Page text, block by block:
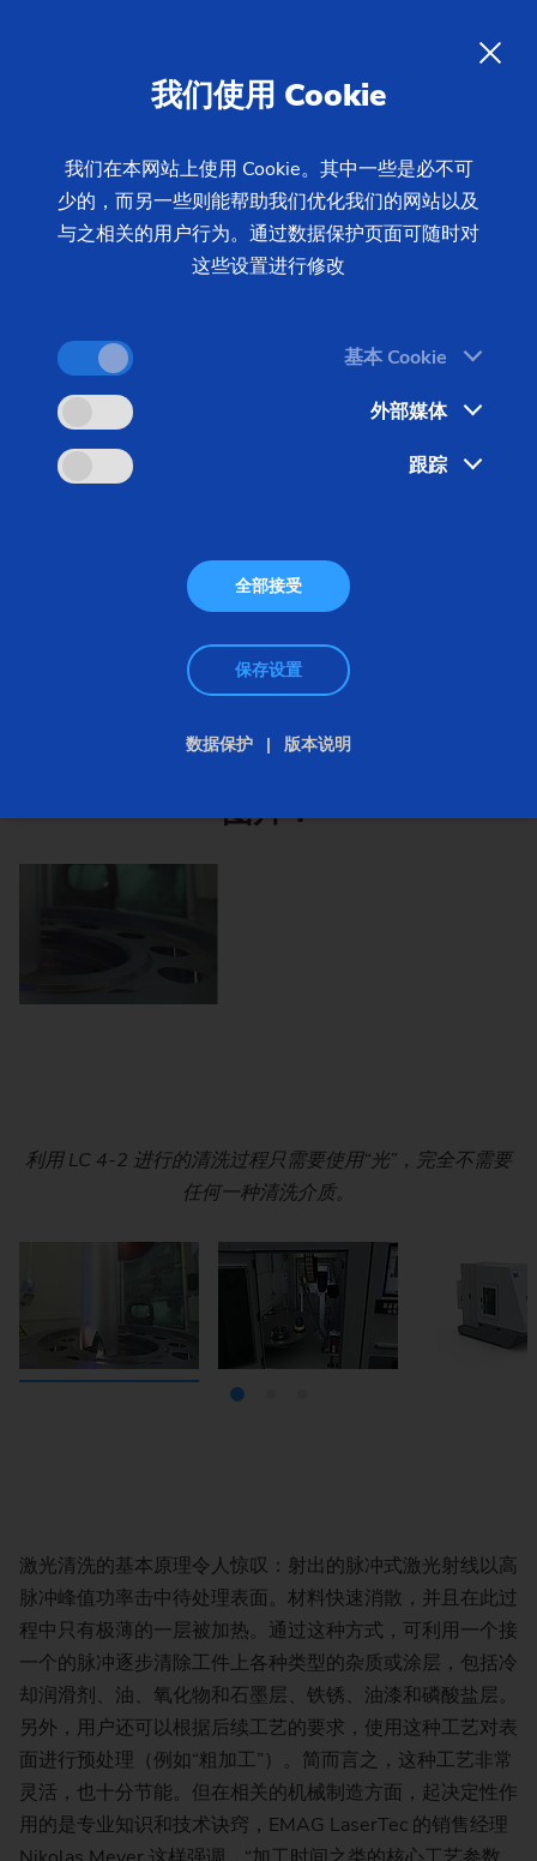
激光清洗机 LC 4-2： 专注于快速
清洗工艺和优化工件表面
工业清洗工艺并不罕见——许多工件上都会有油和粘
合剂之类的污染物，或甚至出现不良的氧化物、铁
锈、磷酸盐或涂漆层，因此在后续加工之前必须将其
便成为生产规划人员关注的重点。由 EMAG
LaserTec 的专家们研发的新型 LC 4-2 激光清洗机推
动了清洗和剥离工艺的发展：LC 4-2在极小空间内实
现了低维护成本的工件清洗，既可以用作手动上料的
功能化处理时也可以使用这种工艺，以改善表面润湿
性能。埃马克机械工程在这一领域有何独特之处？
图片：
利用 LC 4-2 进行的清洗过程只需要使用“光”，完全不需要
任何一种清洗介质。
数控旋转工作台便于快速更换工件并能实现极短的节拍时
间。
LC 4-2 占地面积只需要 4.5 平方米。
激光清洗的基本原理令人惊叹：射出的脉冲式激光射线以高
脉冲峰值功率击中待处理表面。材料快速消散，并且在此过
程中只有极薄的一层被加热。通过这种方式，可利用一个接
一个的脉冲逐步清除工件上各种类型的杂质或涂层，包括冷
却润滑剂、油、氧化物和石墨层、铁锈、油漆和磷酸盐层。
另外，用户还可以根据后续工艺的要求，使用这种工艺对表
面进行预处理（例如“粗加工”）。简而言之，这种工艺非常
灵活，也十分节能。但在相关的机械制造方面，起决定性作
用的是专业知识和技术诀窍，EMAG LaserTec 的销售经理
我们使用 Cookie
我们在本网站上使用 Cookie。其中一些是必不可
少的，而另一些则能帮助我们优化我们的网站以及
与之相关的用户行为。通过数据保护页面可随时对
这些设置进行修改
基本 Cookie
外部媒体
跟踪
全部接受
保存设置
数据保护 版本说明